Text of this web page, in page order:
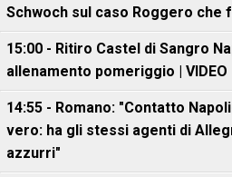
Schwoch sul caso Roggero che
15:00 - Ritiro Castel di Sangro
allenamento pomeriggio | VIDEO
14:55 - Romano: "Contatto
vero: ha gli stessi agenti di
azzurri"